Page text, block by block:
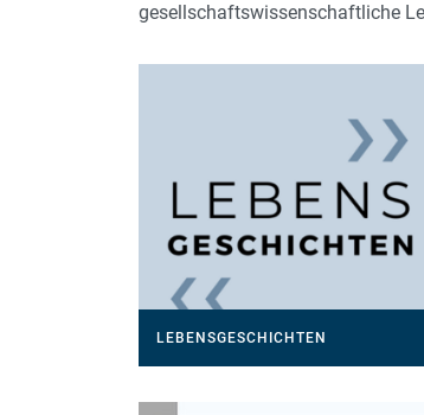
gesellschaftswissenschaftliche
LEBENSGESCHICHTEN